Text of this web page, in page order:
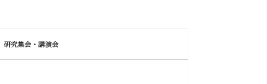
研究集会・講演会